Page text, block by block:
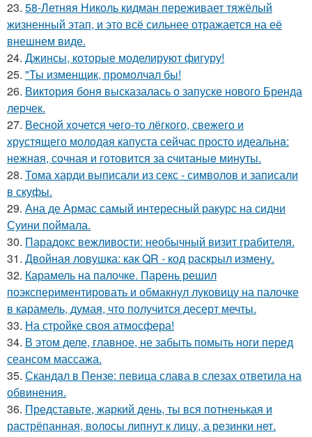
23. 58-Летняя Николь кидман переживает тяжёлый
жизненный этап, и это всё сильнее отражается на её
внешнем виде.
24. Джинсы, которые моделируют фигуру!
25. "Ты изменщик, промолчал бы!
26. Виктория боня высказалась о запуске нового Бренда
лерчек.
27. Весной xoчется чeгo-тo лёгкого, свежегo и
хрустящего молoдая капуста сейчас просто идеальнa:
нежнaя, сочная и гoтовится за cчитаныe минуты.
28. Тома харди выписали из секс - символов и записали
в скуфы.
29. Ана де Армас самый интересный ракурс на сидни
Суини поймала.
30. Парадокс вежливости: необычный визит грабителя.
31. Двойная ловушка: как QR - код раскрыл измену.
32. Карамель на палочке. Парень решил
поэкспериментировать и обмакнул луковицу на палочке
в карамель, думая, что получится десерт мечты.
33. На стройке своя атмосфера!
34. В этом деле, главное, не забыть помыть ноги перед
сеансом массажа.
35. Скандал в Пензе: певица слава в слезах ответила на
обвинения.
36. Представьте, жаркий день, ты вся потненькая и
растрёпанная, волосы липнут к лицу, а резинки нет.